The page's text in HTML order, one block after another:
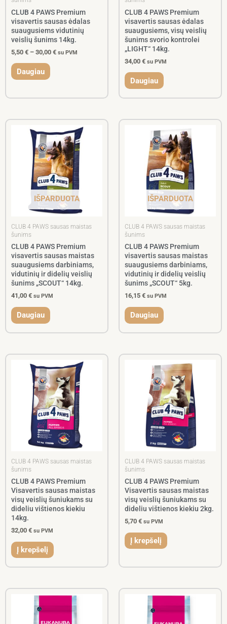
CLUB 4 PAWS Premium
visavertis sausas ėdalas
suaugusiems vidutinių
veislių šunims 14kg.
5,50 € – 30,00 € su PVM
Daugiau
CLUB 4 PAWS Premium
visavertis sausas ėdalas
suaugusiems, visų veislių
šunims svorio kontrolei
„LIGHT“ 14kg.
34,00 € su PVM
Daugiau
IŠPARDUOTA
CLUB 4 PAWS sausas maistas
šunims
CLUB 4 PAWS Premium
visavertis sausas maistas
suaugusiems darbiniams,
vidutinių ir didelių veislių
šunims „SCOUT“ 14kg.
41,00 € su PVM
Daugiau
IŠPARDUOTA
CLUB 4 PAWS sausas maistas
šunims
CLUB 4 PAWS Premium
visavertis sausas maistas
suaugusiems darbiniams,
vidutinių ir didelių veislių
šunims „SCOUT“ 5kg.
16,15 € su PVM
Daugiau
CLUB 4 PAWS sausas maistas
šunims
CLUB 4 PAWS Premium
Visavertis sausas maistas
visų veislių šuniukams su
dideliu vištienos kiekiu
14kg.
32,00 € su PVM
Į krepšelį
CLUB 4 PAWS sausas maistas
šunims
CLUB 4 PAWS Premium
Visavertis sausas maistas
visų veislių šuniukams su
dideliu vištienos kiekiu 2kg.
5,70 € su PVM
Į krepšelį